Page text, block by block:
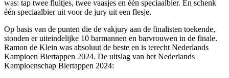
was: tap twee fluitjes, twee vaasjes en één speciaalbier. En schenk
één speciaalbier uit voor de jury uit een flesje.
Op basis van de punten die de vakjury aan de finalisten toekende,
stonden er uiteindelijke 10 barmannen en barvrouwen in de finale.
Ramon de Klein was absoluut de beste en is terecht Nederlands
Kampioen Biertappen 2024. De uitslag van het Nederlands
Kampioenschap Biertappen 2024: